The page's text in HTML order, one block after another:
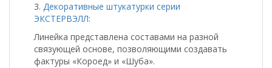
3. Декоративные штукатурки серии
ЭКСТЕРВЭЛЛ:
Линейка представлена составами на разной
связующей основе, позволяющими создавать
фактуры «Короед» и «Шуба».